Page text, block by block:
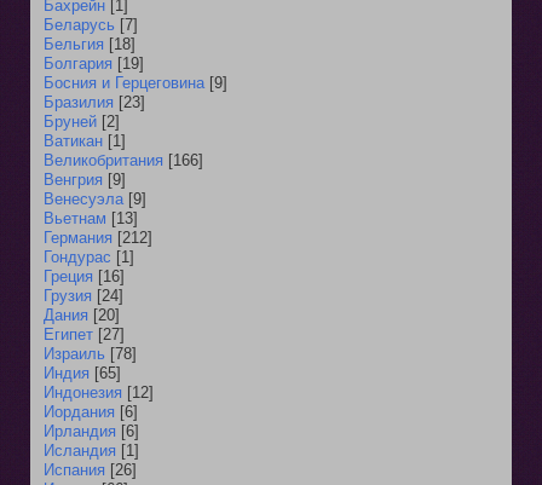
Бахрейн [1]
Беларусь [7]
Бельгия [18]
Болгария [19]
Босния и Герцеговина [9]
Бразилия [23]
Бруней [2]
Ватикан [1]
Великобритания [166]
Венгрия [9]
Венесуэла [9]
Вьетнам [13]
Германия [212]
Гондурас [1]
Греция [16]
Грузия [24]
Дания [20]
Египет [27]
Израиль [78]
Индия [65]
Индонезия [12]
Иордания [6]
Ирландия [6]
Исландия [1]
Испания [26]